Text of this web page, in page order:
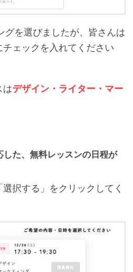
グを選びましたが、皆さんは
ェックを入れてください
はデザイン・ライター・マー
た、無料レッスンの日程が
択する」をクリックしてく